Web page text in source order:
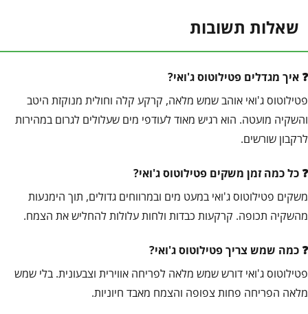
שאלות תשובות
איך מגדלים פטילוטוס ג'ואי?
פטילוטוס ג'ואי אוהב שמש מלאה, קרקע קלה וחולית מנוקזת היטב
והשקיה מועטה. הוא רגיש מאוד לעודפי מים שעלולים לגרום במהירות
לרקבון שורשים.
כל כמה זמן משקים פטילוטוס ג'ואי?
משקים פטילוטוס ג'ואי במעט מים ובמרווחים גדולים, תוך הימנעות
מהשקיה תכופה. קרקעות כבדות ולחות עלולות להחליש את הצמח.
כמה שמש צריך פטילוטוס ג'ואי?
פטילוטוס ג'ואי דורש שמש מלאה לפריחה אווירית וצבעונית. בלי שמש
מלאה הפריחה פחות צפופה והצמח מאבד חיוניות.